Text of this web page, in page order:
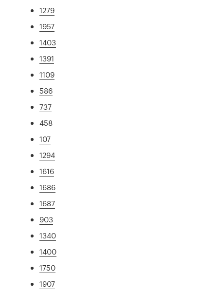
1279
1957
1403
1391
1109
586
737
458
107
1294
1616
1686
1687
903
1340
1400
1750
1907